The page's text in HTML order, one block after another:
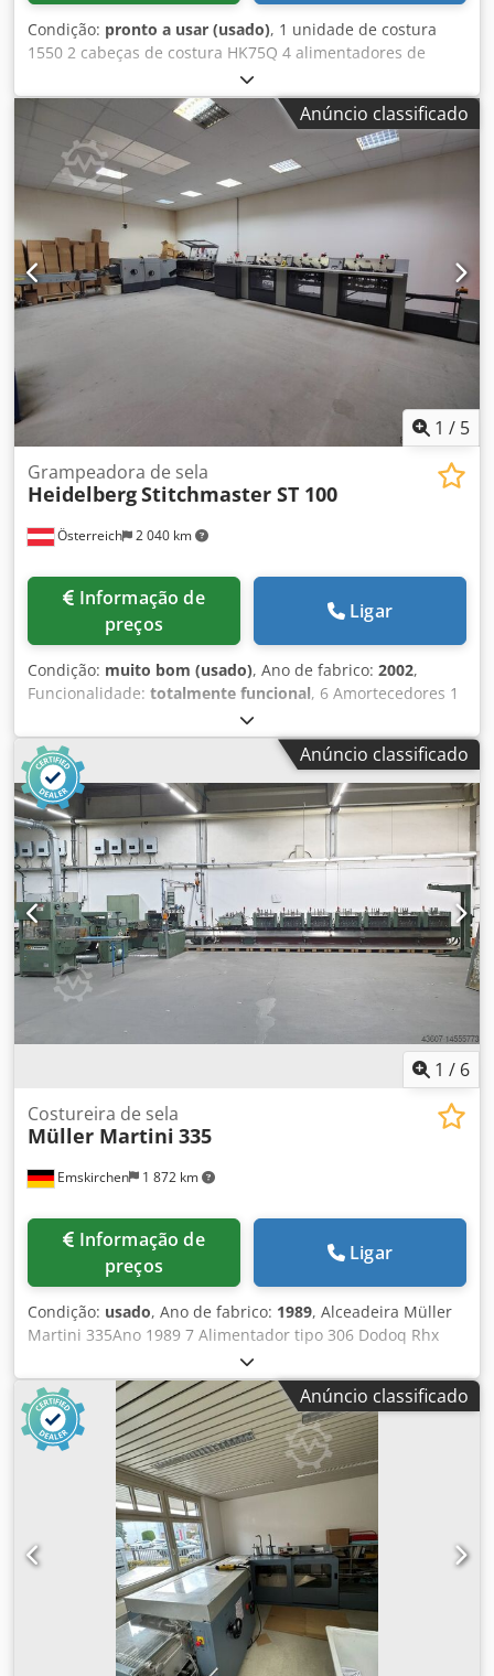
Condição: pronto a usar (usado), 1 unidade de costura
1550 2 cabeças de costura HK75Q 4 alimentadores de
seções 1551 1 alimentador de dobra 1528 1 máquina de
corte com três lâminas 1565 Dodjzmzp Dopfx Aggokr 1
sistema de entrega em fluxo contínuo 1564Anúncio classificado
1 / 5
Österreich 2 040 km
Grampeadora de sela
HeidelbergStitchmaster ST 100
preços
Ligar
Condição: muito bom (usado), Ano de fabrico: 2002,
Funcionalidade: totalmente funcional, 6 Amortecedores 1
Amortecedor manual 1 Amortecedor de transferência de
carga Grampo Cortador de três lâminas Dedpszrvhxsfx
Aggjkr Equipamento padrão
Anúncio classificado
1 / 6
Emskirchen 1 872 km
Costureira de sela
Müller Martini 335
preços
Ligar
Condição: usado, Ano de fabrico: 1989, Alceadeira Müller
Martini 335Ano 1989 7 Alimentador tipo 306 Dodoq Rhx
Sjpfx Aggekr Alimentador de capas Tipo 344.0400 Unidade
de costura Bravo Plus Tipo 335.0401 Dreischneider /
Guilhotina de três facas 890.8400 Contra-empilhador de
compensação / Contra-empilhador de compensação 2
Compressores - Manuais incluídos Inspeção por vídeo
online através de vídeo Skype Ficaríamos muito satisfeitos
com a sua visita - mais máquinas em stock Disponível de
imediato - Pode ser inspeccionado Emskirchen /
Nuremberga em stock - Pode ser testado
Anúncio classificado